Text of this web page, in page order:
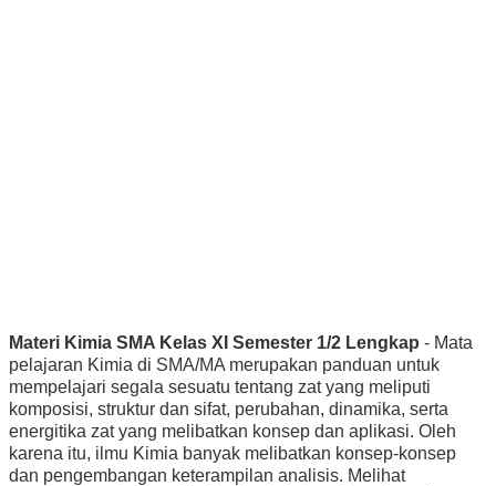
Materi Kimia SMA Kelas XI Semester 1/2 Lengkap - Mata
pelajaran Kimia di SMA/MA merupakan panduan untuk
mempelajari segala sesuatu tentang zat yang meliputi
komposisi, struktur dan sifat, perubahan, dinamika, serta
energitika zat yang melibatkan konsep dan aplikasi. Oleh
karena itu, ilmu Kimia banyak melibatkan konsep-konsep
dan pengembangan keterampilan analisis. Melihat